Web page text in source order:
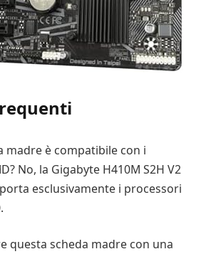
madre è compatibile con i
No, la Gigabyte H410M S2H V2
esclusivamente i processori
questa scheda madre con una